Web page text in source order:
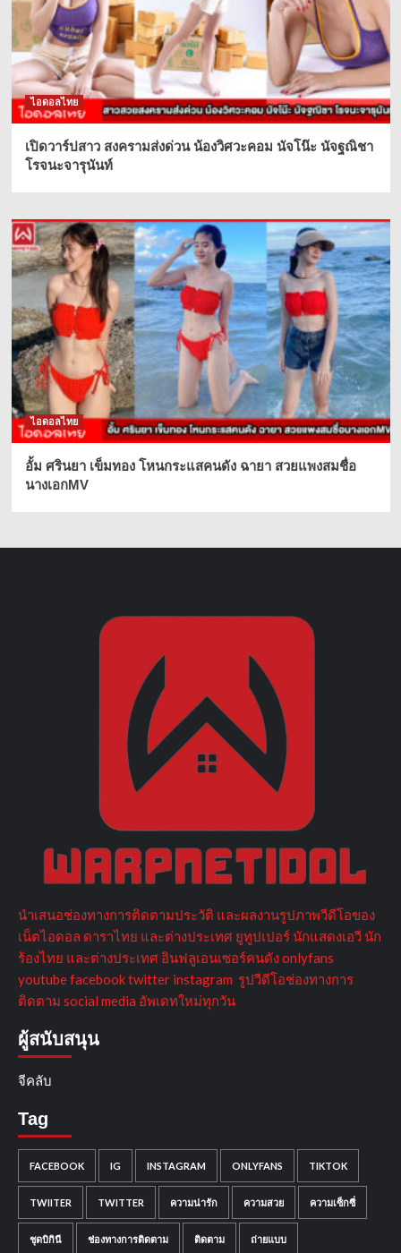
ไอดอลไทย
เปิดวาร์ปสาว สงครามส่งด่วน น้องวิศวะคอม นัจโน๊ะ นัจฐณิชา
โรจนะจารุนันท์
ไอดอลไทย
อั้ม ศรินยา เข็มทอง โหนกระแสคนดัง ฉายา สวยแพงสมชื่อ
นางเอกMV
นำเสนอช่องทางการติดตามประวัติ และผลงานรูปภาพวีดีโอของ
เน็ตไอดอล ดาราไทย และต่างประเทศ ยูทูปเปอร์ นักแสดงเอวี นัก
ร้องไทย และต่างประเทศ อินฟลูเอนเซอร์คนดัง onlyfans
youtube facebook twitter instagram รูปวีดีโอช่องทางการ
ติดตาม social media อัพเดทใหม่ทุกวัน
ผู้สนับสนุน
จีคลับ
Tag
FACEBOOK IG INSTAGRAM ONLYFANS TIKTOK
TWIITER TWITTER ความน่ารัก ความสวย ความเซ็กซี่
ชุดบิกินี ช่องทางการติดตาม ติดตาม ถ่ายแบบ